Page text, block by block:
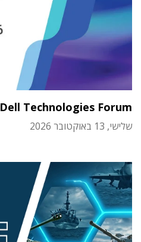
Dell Technologies Forum
שלישי, 13 באוקטובר 2026